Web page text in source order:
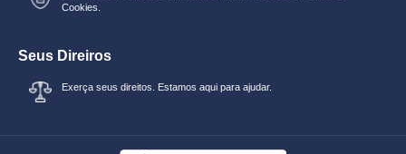
Cookies.
Seus Direiros
Exerça seus direitos. Estamos aqui para ajudar.